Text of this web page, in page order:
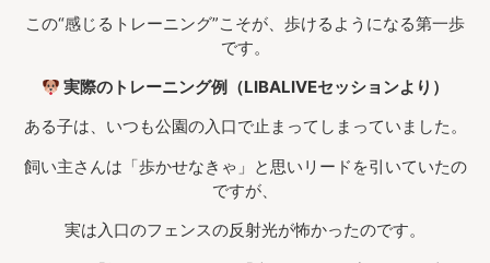
この“感じるトレーニング”こそが、歩けるようになる第一歩
です。
実際のトレーニング例（LIBALIVEセッションより）
ある子は、いつも公園の入口で止まってしまっていました。
飼い主さんは「歩かせなきゃ」と思いリードを引いていたの
ですが、
実は入口のフェンスの反射光が怖かったのです。